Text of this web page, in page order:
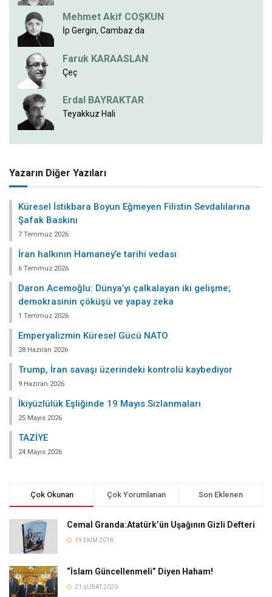
Mehmet Akif COŞKUN
İp Gergin, Cambaz da
Faruk KARAASLAN
Çeç
Erdal BAYRAKTAR
Teyakkuz Hali
Yazarın Diğer Yazıları
Küresel İstikbara Boyun Eğmeyen Filistin Sevdalılarına
Şafak Baskını
7 Temmuz 2026
İran halkının Hamaney’e tarihi vedası
6 Temmuz 2026
Daron Acemoğlu: Dünya’yı çalkalayan iki gelişme;
demokrasinin çöküşü ve yapay zeka
1 Temmuz 2026
Emperyalizmin Küresel Gücü NATO
28 Haziran 2026
Trump, İran savaşı üzerindeki kontrolü kaybediyor
9 Haziran 2026
İkiyüzlülük Eşliğinde 19 Mayıs Sızlanmaları
25 Mayıs 2026
TAZİYE
24 Mayıs 2026
Çok Okunan Çok Yorumlanan Son Eklenen
Cemal Granda:Atatürk’ün Uşağının Gizli Defteri
19 EKIM 2018
“İslam Güncellenmeli” Diyen Haham!
21 ŞUBAT 2020